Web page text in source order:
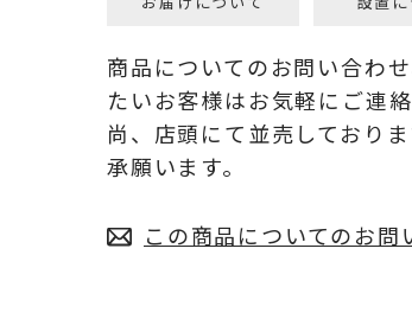
商品についてのお問い合わ
たいお客様はお気軽にご連絡
尚、店頭にて並売しており
承願います。
この商品についてのお問